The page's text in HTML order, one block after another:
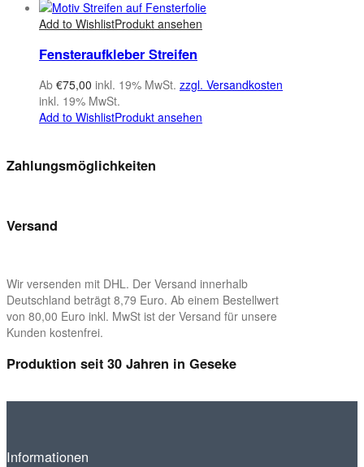
Add to WishlistProdukt ansehen
Fensteraufkleber Streifen
Ab €75,00 inkl. 19% MwSt. zzgl. Versandkosten
inkl. 19% MwSt.
Add to WishlistProdukt ansehen
Zahlungsmöglichkeiten
Versand
Wir versenden mit DHL. Der Versand innerhalb
Deutschland beträgt 8,79 Euro. Ab einem Bestellwert
von 80,00 Euro inkl. MwSt ist der Versand für unsere
Kunden kostenfrei.
Produktion seit 30 Jahren in Geseke
Informationen